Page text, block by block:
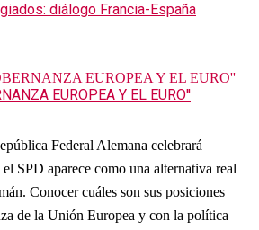
diálogo Francia-España
EUROPEA Y EL EURO''
Federal Alemana celebrará
SPD aparece como una alternativa real
Conocer cuáles son sus posiciones
de la Unión Europea y con la política